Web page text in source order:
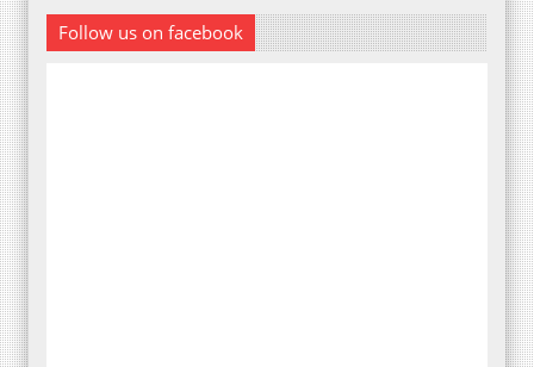
Follow us on facebook